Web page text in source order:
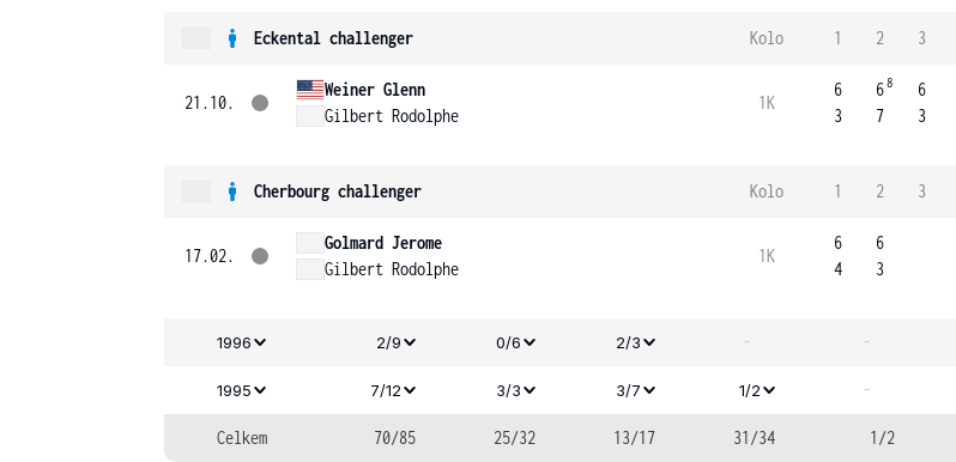
Eckental challenger Kolo 1 2 3
21.10.
Weiner Glenn
Gilbert Rodolphe
1K
6
3
68
7
6
3
Cherbourg challenger Kolo 1 2 3
17.02.
Golmard Jerome
Gilbert Rodolphe
1K
6
4
6
3
1996 2/9 0/6 2/3 - -
1995 7/12 3/3 3/7 1/2 -
Celkem 70/85 25/32 13/17 31/34 1/2